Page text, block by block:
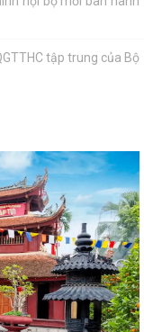
tập trung của Bộ
được sửa đổi, bổ
thôn Chí Minh
đất đai để lừa đảo người
tục hành chính mới ban
nội bộ mới ban hành